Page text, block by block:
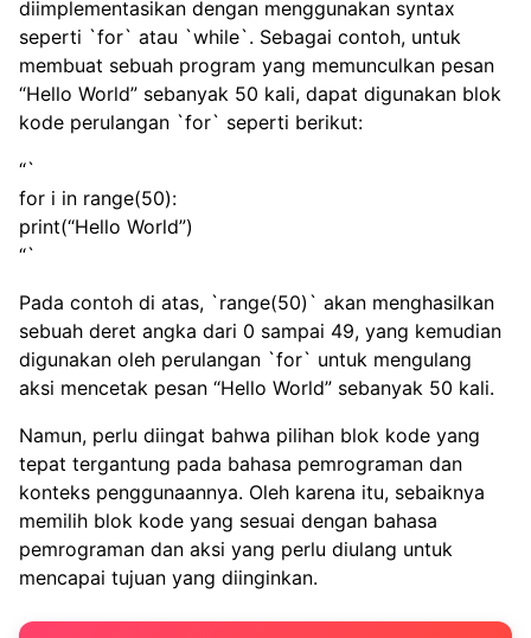
diimplementasikan dengan menggunakan syntax
seperti `for` atau `while`. Sebagai contoh, untuk
membuat sebuah program yang memunculkan pesan
“Hello World” sebanyak 50 kali, dapat digunakan blok
kode perulangan `for` seperti berikut:
“`
for i in range(50):
print(“Hello World”)
“`
Pada contoh di atas, `range(50)` akan menghasilkan
sebuah deret angka dari 0 sampai 49, yang kemudian
digunakan oleh perulangan `for` untuk mengulang
aksi mencetak pesan “Hello World” sebanyak 50 kali.
Namun, perlu diingat bahwa pilihan blok kode yang
tepat tergantung pada bahasa pemrograman dan
konteks penggunaannya. Oleh karena itu, sebaiknya
memilih blok kode yang sesuai dengan bahasa
pemrograman dan aksi yang perlu diulang untuk
mencapai tujuan yang diinginkan.